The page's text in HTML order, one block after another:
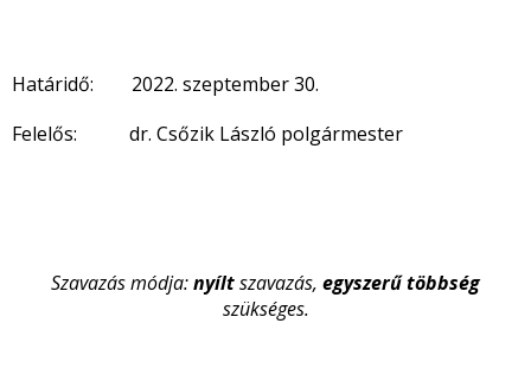
Határidő: 2022. szeptember 30.
Felelős: dr. Csőzik László polgármester
Szavazás módja:nyíltszavazás, egyszerű többség
szükséges.